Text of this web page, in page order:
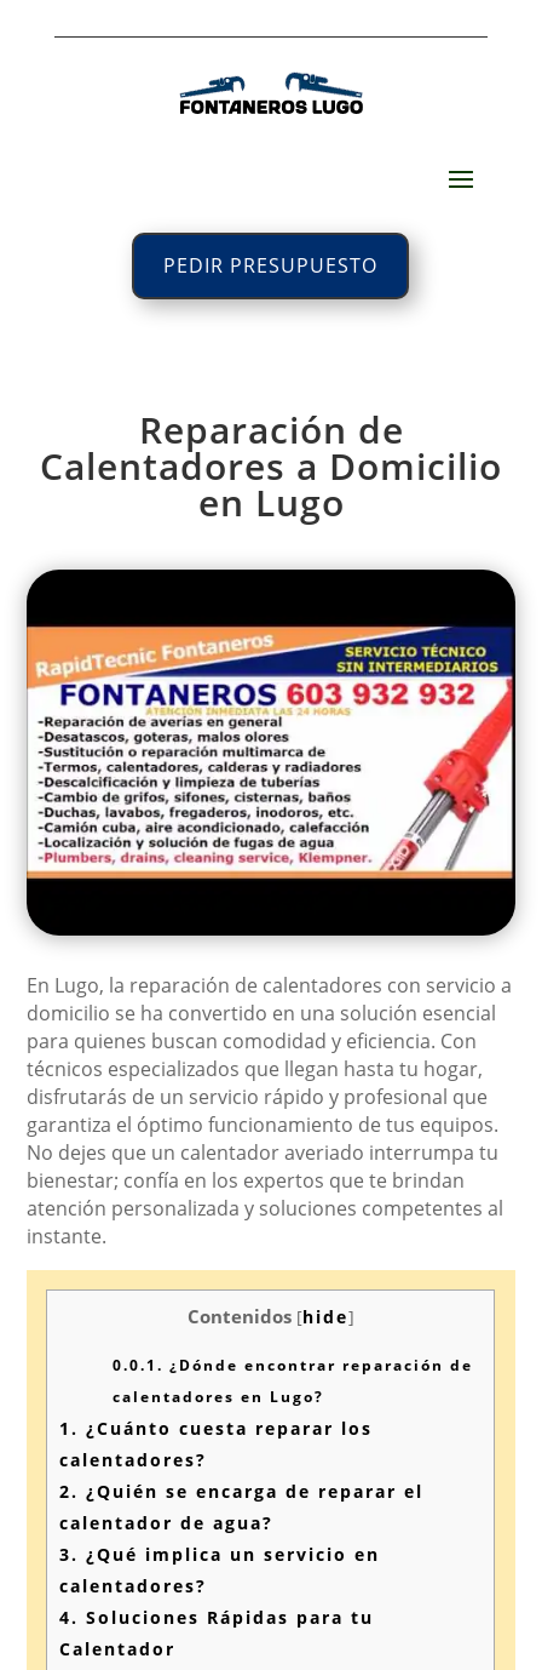
PEDIR PRESUPUESTO
Reparación de
Calentadores a Domicilio
en Lugo
En Lugo, la reparación de calentadores con servicio a
domicilio se ha convertido en una solución esencial
para quienes buscan comodidad y eficiencia. Con
técnicos especializados que llegan hasta tu hogar,
disfrutarás de un servicio rápido y profesional que
garantiza el óptimo funcionamiento de tus equipos.
No dejes que un calentador averiado interrumpa tu
bienestar; confía en los expertos que te brindan
atención personalizada y soluciones competentes al
instante.
Contenidos [hide]
0.0.1. ¿Dónde encontrar reparación de
calentadores en Lugo?
1. ¿Cuánto cuesta reparar los
calentadores?
2. ¿Quién se encarga de reparar el
calentador de agua?
3. ¿Qué implica un servicio en
calentadores?
4. Soluciones Rápidas para tu
Calentador